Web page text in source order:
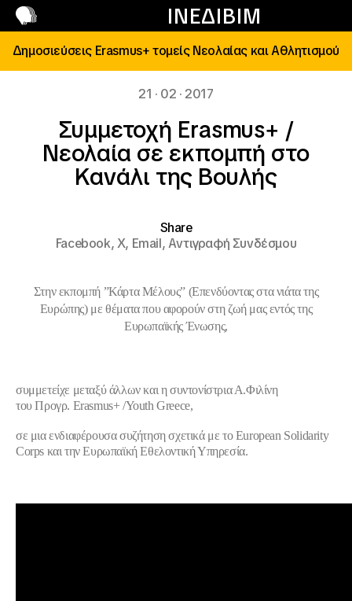
ΙΝΕΔΙΒΙΜ
Επικοινωνία
Δημοσιεύσεις Erasmus+ τομείς Νεολαίας και Αθλητισμού
21 · 02 · 2017
Συμμετοχή Erasmus+ /
Νεολαία σε εκπομπή στο
Κανάλι της Βουλής
Share
Facebook,X, Email,Αντιγραφή Συνδέσμου
Στην εκπομπή ”Κάρτα Μέλους” (Eπενδύοντας στα νιάτα της
Ευρώπης) με θέματα που αφορούν στη ζωή μας εντός της
Ευρωπαϊκής Ένωσης,
συμμετείχε μεταξύ άλλων και η συντονίστρια Α.Φιλίνη
τουΠρογρ. Erasmus+ /Youth Greece,
σε μια ενδιαφέρουσα συζήτηση σχετικά με το European Solidarity
Corps και την Ευρωπαϊκή Εθελοντική Υπηρεσία.